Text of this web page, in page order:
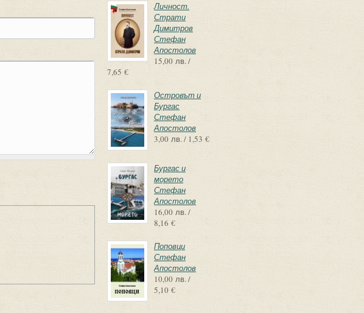
Личност.
Страти
Димитров
Стефан
Апостолов
15,00 лв. /
7,65 €
Островът и
Бургас
Стефан
Апостолов
3,00 лв. / 1,53 €
Бургас и
морето
Стефан
Апостолов
16,00 лв. /
8,16 €
Поповци
Стефан
Апостолов
10,00 лв. /
5,10 €